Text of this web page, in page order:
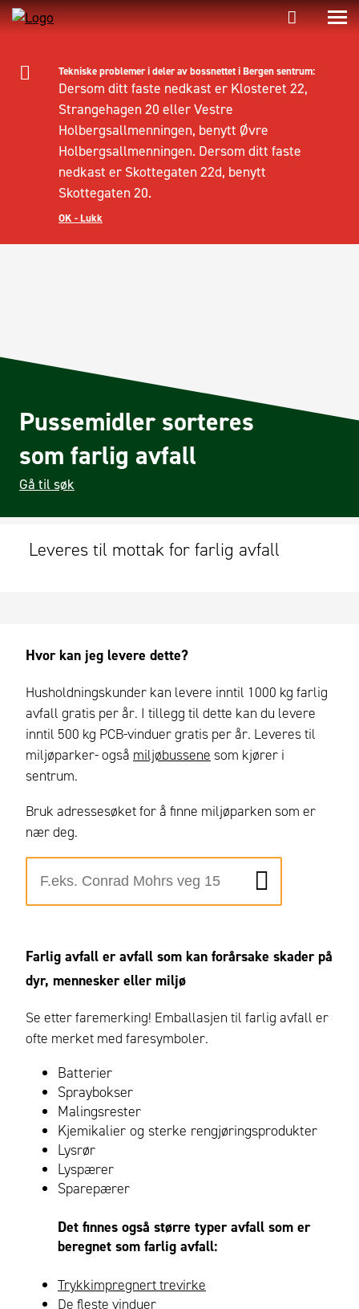
Tekniske problemer i deler av bossnettet i Bergen sentrum:
Dersom ditt faste nedkast er Klosteret 22,
Strangehagen 20 eller Vestre
Holbergsallmenningen, benytt Øvre
Holbergsallmenningen. Dersom ditt faste
nedkast er Skottegaten 22d, benytt
Skottegaten 20.
OK - Lukk
Pussemidler sorteres
som farlig avfall
Gå til søk
Leveres til mottak for farlig avfall
Hvor kan jeg levere dette?
Husholdningskunder kan levere inntil 1000 kg farlig
avfall gratis per år. I tillegg til dette kan du levere
inntil 500 kg PCB-vinduer gratis per år. Leveres til
miljøparker- også miljøbussene som kjører i
sentrum.
Bruk adressesøket for å finne miljøparken som er
nær deg.
Farlig avfall er avfall som kan forårsake skader på
dyr, mennesker eller miljø
Se etter faremerking! Emballasjen til farlig avfall er
ofte merket med faresymboler.
Batterier
Spraybokser
Malingsrester
Kjemikalier og sterke rengjøringsprodukter
Lysrør
Lyspærer
Sparepærer
Det finnes også større typer avfall som er
beregnet som farlig avfall:
Trykkimpregnert trevirke
De fleste vinduer